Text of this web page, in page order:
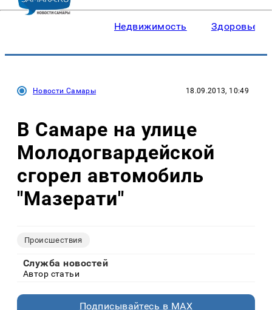
Недвижимость Здоровье
Новости Самары 18.09.2013, 10:49
В Самаре на улице
Молодогвардейской
сгорел автомобиль
"Мазерати"
Происшествия
Служба новостей
Автор статьи
Подписывайтесь в MAX